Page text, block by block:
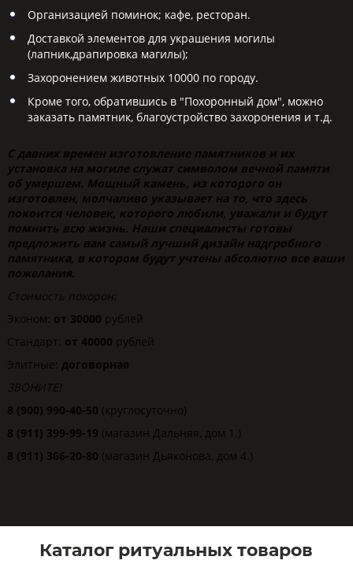
Организацией поминок; кафе, ресторан.
Доставкой элементов для украшения могилы
(лапник,драпировка магилы);
Захоронением животных 10000 по городу.
Кроме того, обратившись в "Похоронный дом", можно
заказать памятник, благоустройство захоронения и т.д.
С давних времен изготовление памятников и их
установка на могиле служат символом вечной памяти
об умершем. Мощный камень, из которого он
изготовлен, молчаливо указывает на то, что здесь
покоится человек, которого любили, уважали и будут
помнить всю жизнь. Наши специалисты готовы
предложить вам самый лучший дизайн надгробного
памятника, в котором будут учтены абсолютно все ваши
пожелания.
Стоимость похорон:
Эконом: от 30000 рублей
Стандарт: от 40000 рублей
Элитные: договорная
ЗВОНИТЕ!
8 (900) 990-40-50 (круглосуточно)
8 (911) 399-99-19 (магазин Дальняя, дом 1.)
8 (911) 366-20-80 (магазин Дьяконова, дом 4.)
Каталог ритуальных товаров